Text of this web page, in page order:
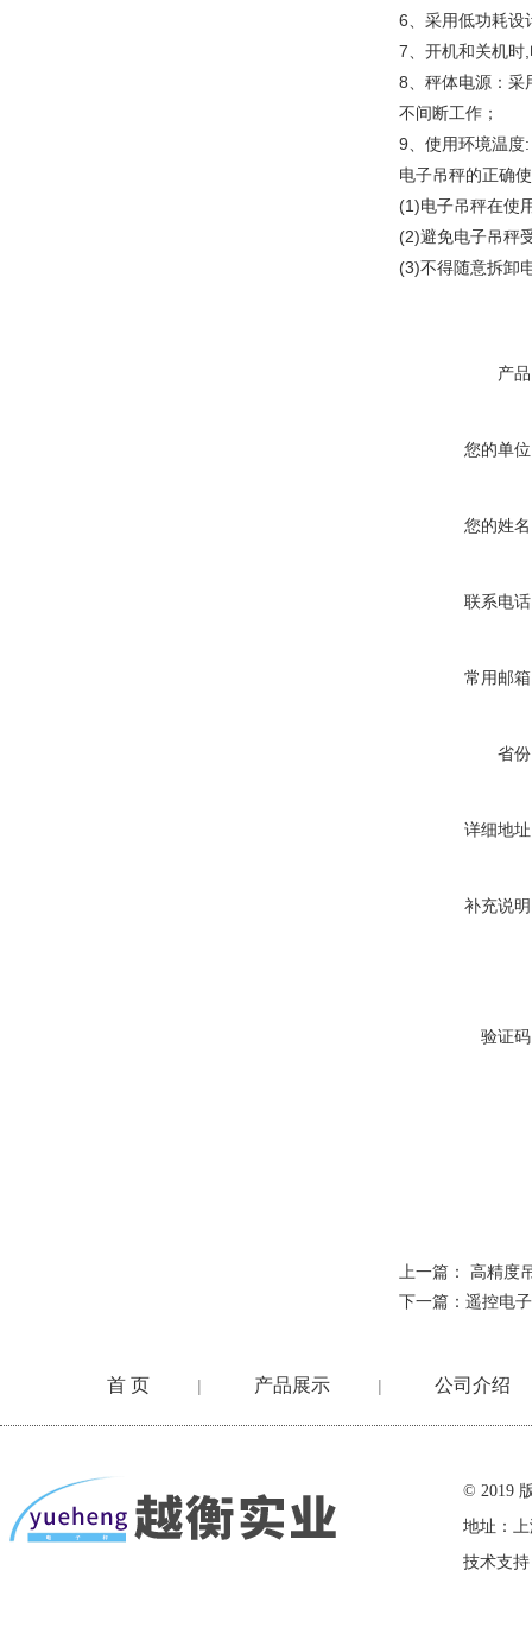
6、采用低功耗设
7、开机和关机时
8、秤体电源：采
不间断工作；
9、使用环境温度
电子吊秤的正确
(1)电子吊秤在使
(2)避免电子吊秤
(3)不得随意拆卸
产
您的单
您的姓
联系电
常用邮
省
详细地
补充说
验证
上一篇： 高精度
下一篇： 遥控电
首 页 | 产品展示 | 公司介绍
© 2019
地址：
技术支